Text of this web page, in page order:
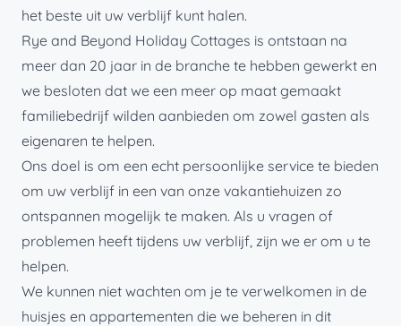
het beste uit uw verblijf kunt halen.
Rye and Beyond Holiday Cottages is ontstaan ​​na
meer dan 20 jaar in de branche te hebben gewerkt en
we besloten dat we een meer op maat gemaakt
familiebedrijf wilden aanbieden om zowel gasten als
eigenaren te helpen.
Ons doel is om een ​​echt persoonlijke service te bieden
om uw verblijf in een van onze vakantiehuizen zo
ontspannen mogelijk te maken. Als u vragen of
problemen heeft tijdens uw verblijf, zijn we er om u te
helpen.
We kunnen niet wachten om je te verwelkomen in de
huisjes en appartementen die we beheren in dit